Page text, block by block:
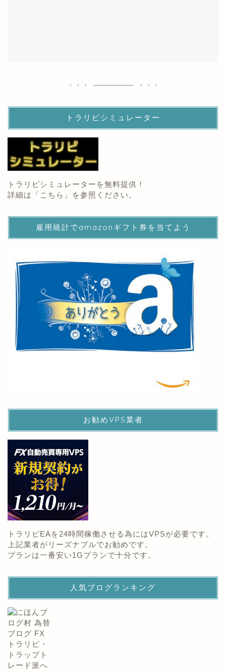
トラリピシミュレーター
トラリピシミュレーターを無料提供！
詳細は「 こちら 」を参照ください。
雇用統計でamazonギフト券を当てよう
お勧めVPS業者
トラリピEAを24時間稼働させる為にはVPSが必要です。
上記業者がリーズナブルでお勧めです。
プランは一番安い1Gプランで十分です。
人気ブログランキング